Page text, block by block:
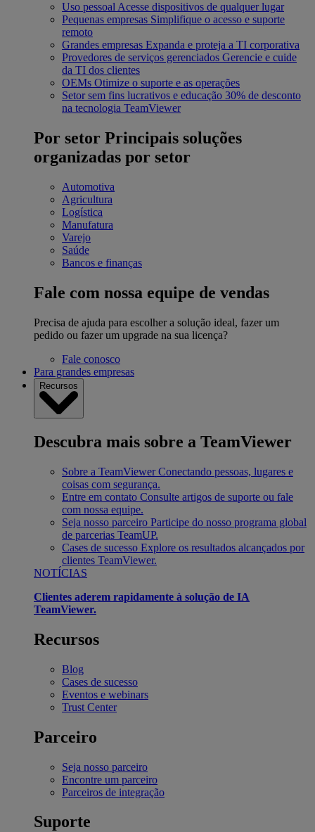
Uso pessoalAcesse dispositivos de qualquer lugar
Pequenas empresas Simplifique o acesso e suporte
remoto
Grandes empresas Expanda e proteja a TI corporativa
Provedores de serviços gerenciados Gerencie e cuide
da TI dos clientes
OEMs Otimize o suporte e as operações
Setor sem fins lucrativos e educação 30% de desconto
na tecnologia TeamViewer
Por setor Principais soluções
organizadas por setor
Automotiva
Agricultura
Logística
Manufatura
Varejo
Saúde
Bancos e finanças
Fale com nossa equipe de vendas
Precisa de ajuda para escolher a solução ideal, fazer um
pedido ou fazer um upgrade na sua licença?
Fale conosco
Para grandes empresas
Recursos
Descubra mais sobre a TeamViewer
Sobre a TeamViewer Conectando pessoas, lugares e
coisas com segurança.
Entre em contato Consulte artigos de suporte ou fale
com nossa equipe.
Seja nosso parceiro Participe do nosso programa global
de parcerias TeamUP.
Cases de sucesso Explore os resultados alcançados por
clientes TeamViewer.
NOTÍCIAS
Clientes aderem rapidamente à solução de IA
TeamViewer.
Recursos
Blog
Cases de sucesso
Eventos e webinars
Trust Center
Parceiro
Seja nosso parceiro
Encontre um parceiro
Parceiros de integração
Suporte